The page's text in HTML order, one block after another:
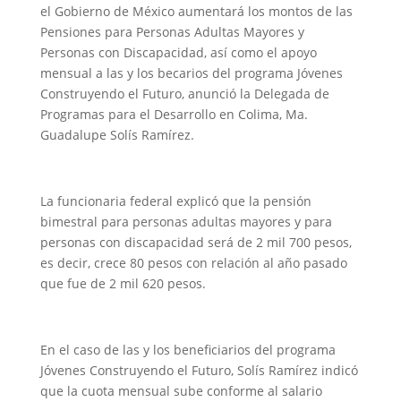
el Gobierno de México aumentará los montos de las
Pensiones para Personas Adultas Mayores y
Personas con Discapacidad, así como el apoyo
mensual a las y los becarios del programa Jóvenes
Construyendo el Futuro, anunció la Delegada de
Programas para el Desarrollo en Colima, Ma.
Guadalupe Solís Ramírez.
La funcionaria federal explicó que la pensión
bimestral para personas adultas mayores y para
personas con discapacidad será de 2 mil 700 pesos,
es decir, crece 80 pesos con relación al año pasado
que fue de 2 mil 620 pesos.
En el caso de las y los beneficiarios del programa
Jóvenes Construyendo el Futuro, Solís Ramírez indicó
que la cuota mensual sube conforme al salario